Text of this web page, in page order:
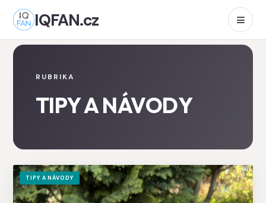
IQFAN.cz
RUBRIKA
TIPY A NÁVODY
TIPY A NÁVODY